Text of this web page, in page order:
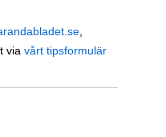
via vårt tipsformulär